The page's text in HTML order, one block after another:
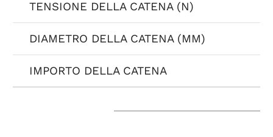
TENSIONE DELLA CATENA (N)
DIAMETRO DELLA CATENA (MM)
IMPORTO DELLA CATENA